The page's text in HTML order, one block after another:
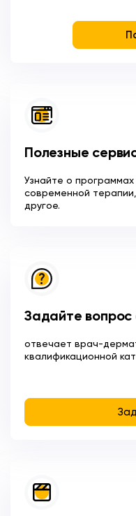
Полезные
Узнайте о
современной
другое.
Задайте вопрос
отвечает врач-
квалификационной